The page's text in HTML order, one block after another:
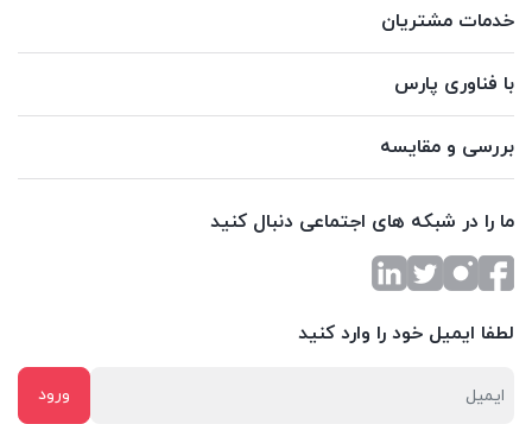
خدمات مشتریان
با فناوری پارس
بررسی و مقایسه
ما را در شبکه های اجتماعی دنبال کنید
لطفا ایمیل خود را وارد کنید